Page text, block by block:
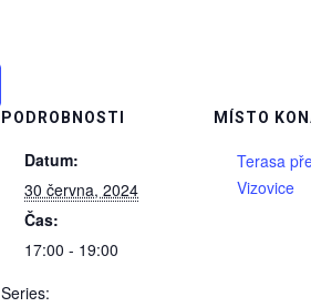
PODROBNOSTI
Datum:
30 června, 2024
Čas:
17:00 - 19:00
Series:
MÍSTO
Terasa
Vizovice